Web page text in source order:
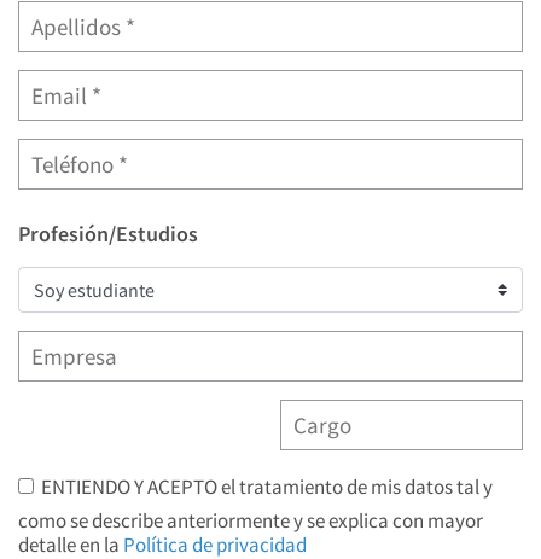
Profesión/Estudios
ENTIENDO Y ACEPTO el tratamiento de mis datos tal y
como se describe anteriormente y se explica con mayor
detalle en la Política de privacidad